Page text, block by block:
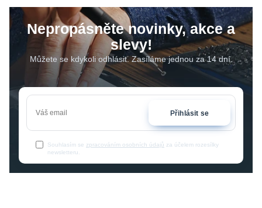
Nepropásněte novinky, akce a
slevy!
Můžete se kdykoli odhlásit. Zasíláme jednou za 14 dní.
Přihlásit se
Souhlasím se zpracováním osobních údajů za účelem rozesílky
newsletteru.